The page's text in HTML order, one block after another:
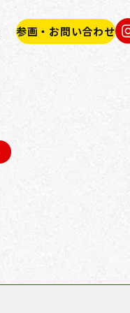
参画・お問い合わせ